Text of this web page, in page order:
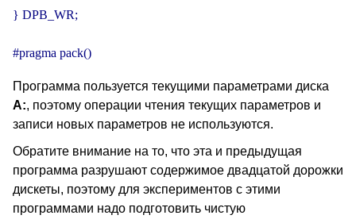
} DPB_WR;
#pragma pack()
Программа пользуется текущими параметрами диска
А:, поэтому операции чтения текущих параметров и
записи новых параметров не используются.
Обратите внимание на то, что эта и предыдущая
программа разрушают содержимое двадцатой дорожки
дискеты, поэтому для экспериментов с этими
программами надо подготовить чистую